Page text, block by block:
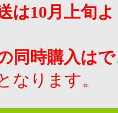
は10月上旬
同時購入は
なります。